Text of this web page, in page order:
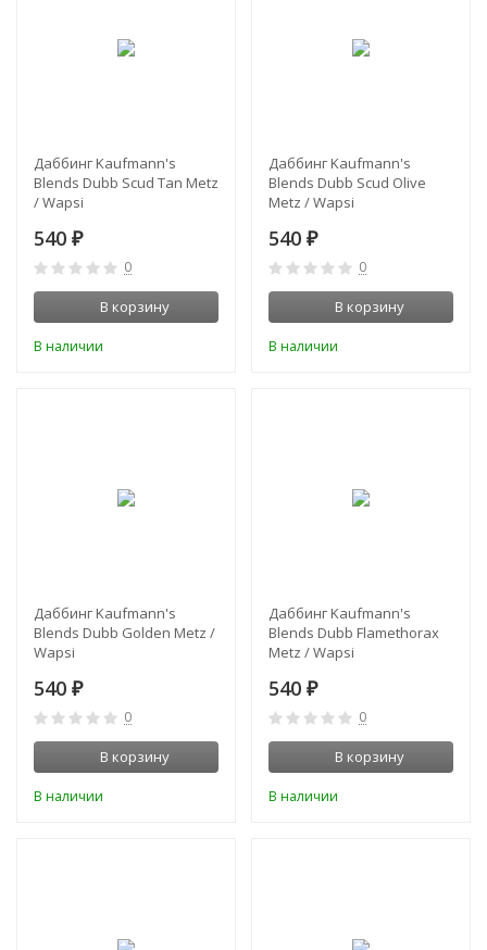
Даббинг Kaufmann's
Blends Dubb Scud Tan Metz
/ Wapsi
540 ₽
0
В корзину
В наличии
Даббинг Kaufmann's
Blends Dubb Scud Olive
Metz / Wapsi
540 ₽
0
В корзину
В наличии
Даббинг Kaufmann's
Blends Dubb Golden Metz /
Wapsi
540 ₽
0
В корзину
В наличии
Даббинг Kaufmann's
Blends Dubb Flamethorax
Metz / Wapsi
540 ₽
0
В корзину
В наличии